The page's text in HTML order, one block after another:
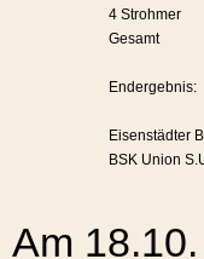
4 Strohmer
Gesamt
Endergebnis:
Eisenstädter
BSK Union
Am